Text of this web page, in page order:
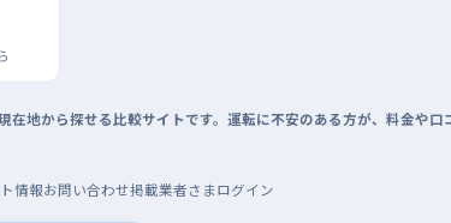
地から探せる比較サイトです。運転に不安のある方が、料金や
情報お問い合わせ掲載業者さまログイン